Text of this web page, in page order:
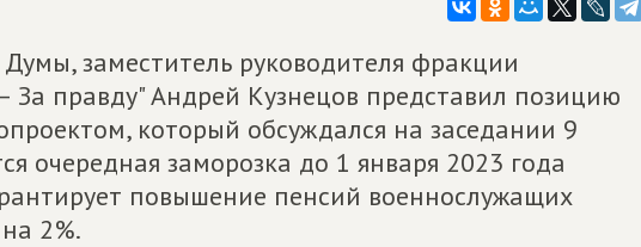
заместитель руководителя фракции
правду" Андрей Кузнецов представил позицию
который обсуждался на заседании 9
очередная заморозка до 1 января 2023 года
повышение пенсий военнослужащих
2%.